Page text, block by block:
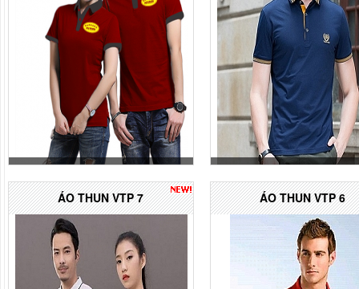
ÁO THUN VTP 7 ÁO THUN VTP 6